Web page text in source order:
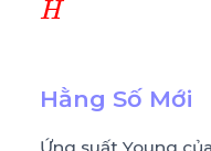
Hằng Số Mới